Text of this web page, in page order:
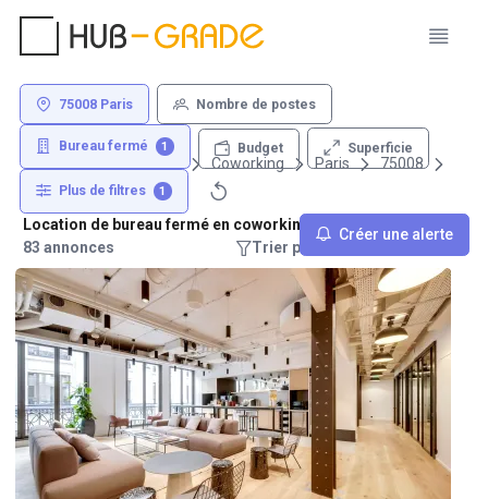
75008 Paris Nombre de postes
Bureau fermé 1 Budget Superficie
Plus de filtres 1
Créer une alerte
Coworking Paris 75008
Location de bureau fermé en coworking - 75008 Paris
83 annonces
Trier par : Recommandations